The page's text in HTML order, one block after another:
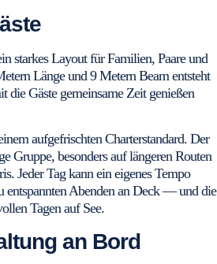
starkes Layout für Familien, Paare und
Länge und 9 Metern Beam entsteht
Gäste gemeinsame Zeit genießen
aufgefrischten Charterstandard. Der
Gruppe, besonders auf längeren Routen
Jeder Tag kann ein eigenes Tempo
Abenden an Deck — und die
Tagen auf See.
an Bord